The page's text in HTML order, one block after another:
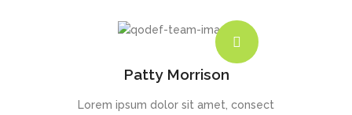
Patty Morrison
Lorem ipsum dolor sit amet, consect